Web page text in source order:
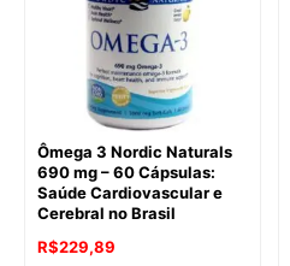
Ômega 3 Nordic Naturals
690 mg – 60 Cápsulas:
Saúde Cardiovascular e
Cerebral no Brasil
R$229,89